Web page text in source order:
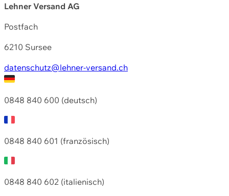
Lehner Versand AG
Postfach
6210 Sursee
datenschutz@lehner-versand.ch
0848 840 600 (deutsch)
0848 840 601 (französisch)
0848 840 602 (italienisch)